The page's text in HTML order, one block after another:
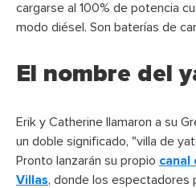
cargarse al 100% de potencia
modo diésel. Son baterías de
El nombre del
Erik y Catherine llamaron a su
un doble significado, "villa de
Pronto lanzarán su propio canal
Villas, donde los espectadores